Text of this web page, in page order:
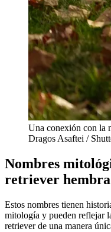
Una conexión con la
Dragos Asaftei /
Nombres
retriever
Estos nombres tienen
mitología y pueden reflejar
retriever de una manera